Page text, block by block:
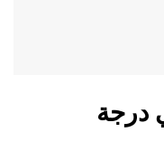
درجة